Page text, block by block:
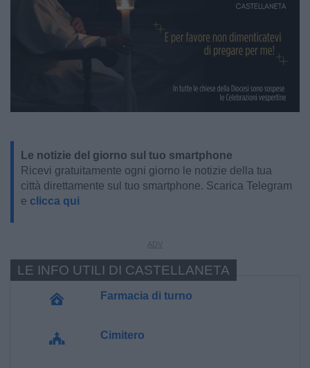
Le notizie del giorno sul tuo smartphone
Ricevi gratuitamente ogni giorno le notizie della tua
città direttamente sul tuo smartphone. Scarica Telegram
e clicca qui
Farmacia di turno
Cimitero
LE INFO UTILI DI CASTELLANETA